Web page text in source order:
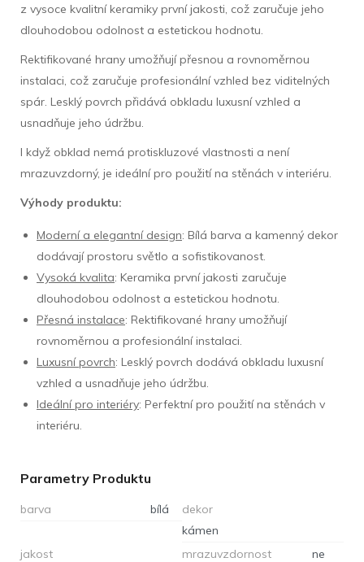
z vysoce kvalitní keramiky první jakosti, což zaručuje jeho
dlouhodobou odolnost a estetickou hodnotu.
Rektifikované hrany umožňují přesnou a rovnoměrnou
instalaci, což zaručuje profesionální vzhled bez viditelných
spár. Lesklý povrch přidává obkladu luxusní vzhled a
usnadňuje jeho údržbu.
I když obklad nemá protiskluzové vlastnosti a není
mrazuvzdorný, je ideální pro použití na stěnách v interiéru.
Výhody produktu:
Moderní a elegantní design: Bílá barva a kamenný dekor
dodávají prostoru světlo a sofistikovanost.
Vysoká kvalita: Keramika první jakosti zaručuje
dlouhodobou odolnost a estetickou hodnotu.
Přesná instalace: Rektifikované hrany umožňují
rovnoměrnou a profesionální instalaci.
Luxusní povrch: Lesklý povrch dodává obkladu luxusní
vzhled a usnadňuje jeho údržbu.
Ideální pro interiéry: Perfektní pro použití na stěnách v
interiéru.
Parametry Produktu
barva bílá
dekor
kámen
jakost
mrazuvzdornost
ne